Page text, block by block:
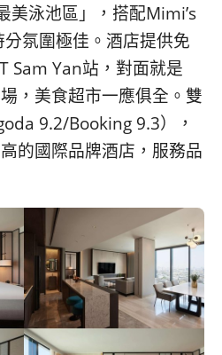
美泳池區」，搭配Mimi’s
氛圍極佳。酒店提供免
Sam Yan站，對面就是
，美食超市一應俱全。雙
9.2/Booking 9.3），
的國際品牌酒店，服務品